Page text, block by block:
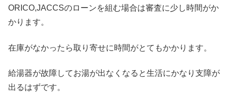
ORICO,JACCSのローンを組む場合は審査に少し時間がか
かります。
在庫がなかったら取り寄せに時間がとてもかかります。
給湯器が故障してお湯が出なくなると生活にかなり支障が
出るはずです。